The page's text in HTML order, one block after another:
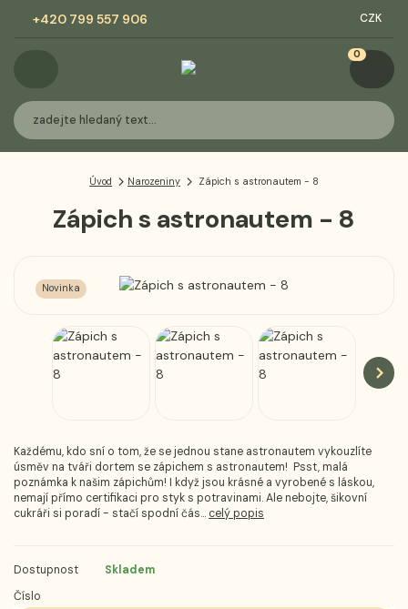
+420 799 557 906 CZK
0
Úvod Narozeniny Zápich s astronautem - 8
Zápich s astronautem - 8
Novinka
Každému, kdo sní o tom, že se jednou stane astronautem vykouzlíte
úsměv na tváři dortem se zápichem s astronautem! Psst, malá
poznámka k našim zápichům! I když jsou krásné a vyrobené s láskou,
nemají přímo certifikaci pro styk s potravinami. Ale nebojte, šikovní
cukráři si poradí - stačí spodní čás... celý popis
Dostupnost
Skladem
Číslo